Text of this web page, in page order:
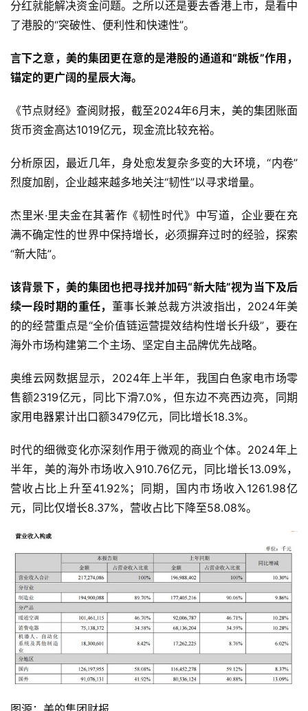
分红就能解决资金问题。之所以还是要去香港上市，是看中
了港股的“突破性、便利性和快速性”。
言下之意，美的集团更在意的是港股的通道和“跳板”作用，
锚定的更广阔的星辰大海。
《节点财经》查阅财报，截至2024年6月末，美的集团账面
货币资金高达1019亿元，现金流比较充裕。
分析原因，最近几年，身处愈发复杂多变的大环境，“内卷”
烈度加剧，企业越来越多地关注“韧性”以寻求增量。
杰里米·里夫金在其著作《韧性时代》中写道，企业要在充
满不确定性的世界中保持增长，必须摒弃过时的经验，探索
“新大陆”。
该背景下，美的集团也把寻找并加码“新大陆”视为当下及后
续一段时期的重任， 董事长兼总裁方洪波指出，2024年美
的的经营重点是“全价值链运营提效结构性增长升级”，要在
海外市场构建第二个主场、坚定自主品牌优先战略。
奥维云网数据显示，2024年上半年，我国白色家电市场零
售额2319亿元，同比下滑7.0%，但东边不亮西边亮，同期
家用电器累计出口额3479亿元，同比增长18.3%。
时代的细微变化亦深刻作用于微观的商业个体。2024年上
半年，美的海外市场收入910.76亿元，同比增长13.09%，
营收占比上升至41.92%；同期，国内市场收入1261.98亿
元，同比仅增长8.37%，营收占比下降至58.08%。